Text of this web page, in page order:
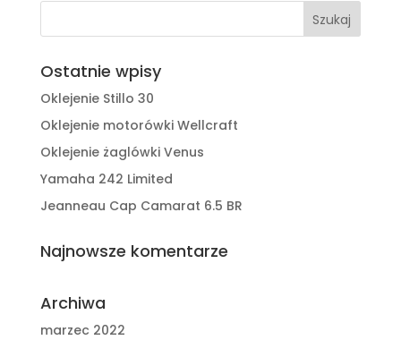
Ostatnie wpisy
Oklejenie Stillo 30
Oklejenie motorówki Wellcraft
Oklejenie żaglówki Venus
Yamaha 242 Limited
Jeanneau Cap Camarat 6.5 BR
Najnowsze komentarze
Archiwa
marzec 2022